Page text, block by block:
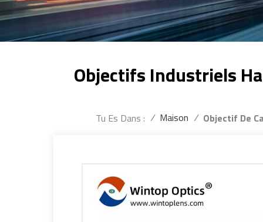
Objectifs Industriels
Tu Es Dans : / Maison / Objectif De